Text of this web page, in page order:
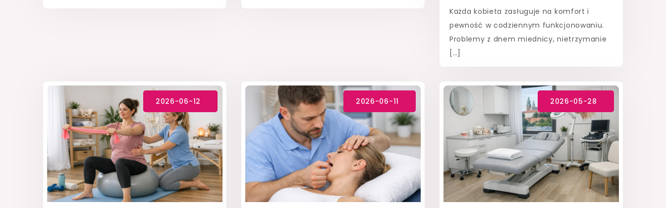
Każda kobieta zasługuje na komfort i
pewność w codziennym funkcjonowaniu.
Problemy z dnem miednicy, nietrzymanie
[…]